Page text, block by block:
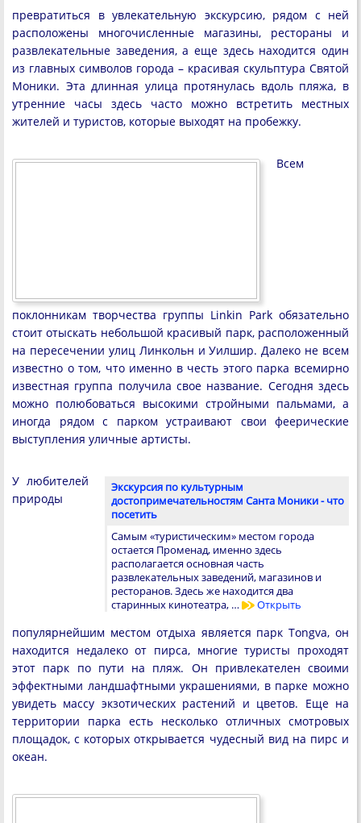
превратиться в увлекательную экскурсию, рядом с ней
расположены многочисленные магазины, рестораны и
развлекательные заведения, а еще здесь находится один
из главных символов города – красивая скульптура Святой
Моники. Эта длинная улица протянулась вдоль пляжа, в
утренние часы здесь часто можно встретить местных
жителей и туристов, которые выходят на пробежку.
Всем
поклонникам творчества группы Linkin Park обязательно
стоит отыскать небольшой красивый парк, расположенный
на пересечении улиц Линкольн и Уилшир. Далеко не всем
известно о том, что именно в честь этого парка всемирно
известная группа получила свое название. Сегодня здесь
можно полюбоваться высокими стройными пальмами, а
иногда рядом с парком устраивают свои феерические
выступления уличные артисты.
Экскурсия по культурным
достопримечательностям Санта Моники - что
посетить
Самым «туристическим» местом города
остается Променад, именно здесь
располагается основная часть
развлекательных заведений, магазинов и
ресторанов. Здесь же находится два
старинных кинотеатра, …
Открыть
У любителей
природы
популярнейшим местом отдыха является парк Tongva, он
находится недалеко от пирса, многие туристы проходят
этот парк по пути на пляж. Он привлекателен своими
эффектными ландшафтными украшениями, в парке можно
увидеть массу экзотических растений и цветов. Еще на
территории парка есть несколько отличных смотровых
площадок, с которых открывается чудесный вид на пирс и
океан.